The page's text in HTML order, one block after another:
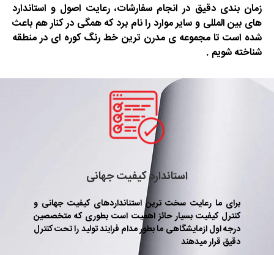
زمان بندی دقیق در انجام سفارشات، رعایت اصول و استاندارد
های بین المللی و سایر موارد را نام برد که همگی در کنار هم باعث
شده است تا مجموعه ی مدرن ترین خط رنگ کوره ای در منطقه
شناخته شویم .
استاندارد کیفیت جهانی
برای ما رعایت سخت ترین استنانداردهای کیفیت جهانی و
کنترل کیفیت بسیار حائز اهمیت است بطوری که متخصصین
درجه اول ازمایشگاهی ما بطور مدام فرایند تولید را تحت کنترل
دقیق قرار میدهند